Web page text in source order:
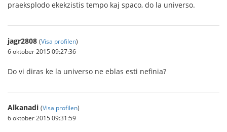
praeksplodo ekekzistis tempo kaj spaco, do la universo.
jagr2808 (Visa profilen)
6 oktober 2015 09:27:36
Do vi diras ke la universo ne eblas esti nefinia?
Alkanadi (Visa profilen)
6 oktober 2015 09:31:59